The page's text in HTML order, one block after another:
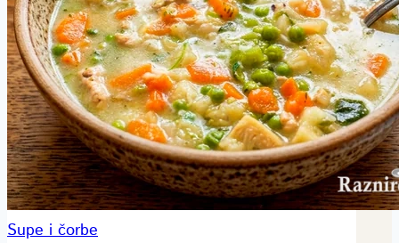
Supe i čorbe